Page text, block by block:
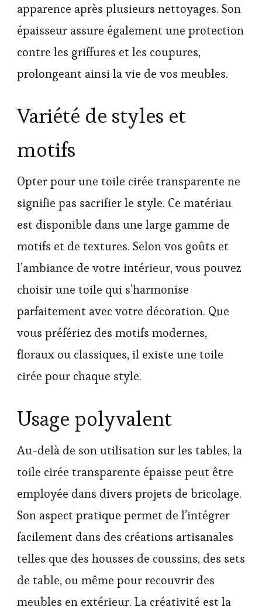
apparence après plusieurs nettoyages. Son
épaisseur assure également une protection
contre les griffures et les coupures,
prolongeant ainsi la vie de vos meubles.
Variété de styles et
motifs
Opter pour une toile cirée transparente ne
signifie pas sacrifier le style. Ce matériau
est disponible dans une large gamme de
motifs et de textures. Selon vos goûts et
l’ambiance de votre intérieur, vous pouvez
choisir une toile qui s’harmonise
parfaitement avec votre décoration. Que
vous préfériez des motifs modernes,
floraux ou classiques, il existe une toile
cirée pour chaque style.
Usage polyvalent
Au-delà de son utilisation sur les tables, la
toile cirée transparente épaisse peut être
employée dans divers projets de bricolage.
Son aspect pratique permet de l’intégrer
facilement dans des créations artisanales
telles que des housses de coussins, des sets
de table, ou même pour recouvrir des
meubles en extérieur. La créativité est la